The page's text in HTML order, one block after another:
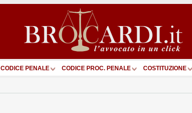
CODICE PENALE CODICE PROC. PENALE COSTITUZIONE